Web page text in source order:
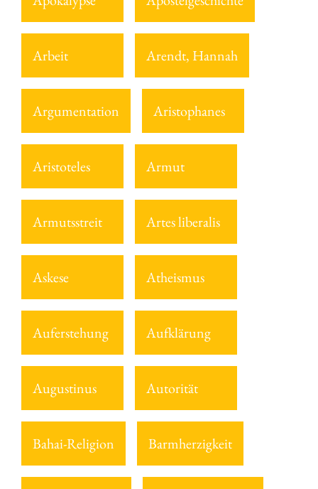
Arbeit Arendt, Hannah
Argumentation Aristophanes
Aristoteles Armut
Armutsstreit Artes liberalis
Askese Atheismus
Auferstehung Aufklärung
Augustinus Autorität
Bahai-Religion Barmherzigkeit